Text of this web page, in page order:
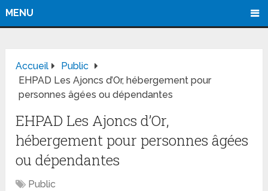
MENU
Accueil
Public
EHPAD Les Ajoncs d’Or, hébergement pour
personnes âgées ou dépendantes
EHPAD Les Ajoncs d’Or,
hébergement pour personnes âgées
ou dépendantes
Public